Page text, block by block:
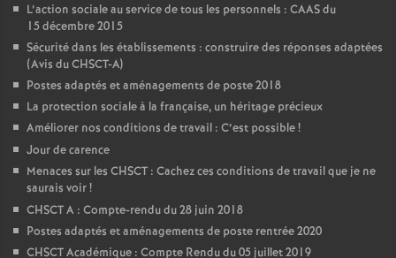
L’action sociale au service de tous les personnels : CAAS du
15 décembre 2015
Sécurité dans les établissements : construire des réponses adaptées
(Avis du CHSCT-A)
Postes adaptés et aménagements de poste 2018
La protection sociale à la française, un héritage précieux
Améliorer nos conditions de travail : C’est possible!
Jour de carence
Menaces sur les CHSCT : Cachez ces conditions de travail que je ne
saurais voir!
CHSCT A : Compte-rendu du 28 juin 2018
Postes adaptés et aménagements de poste rentrée 2020
CHSCT Académique : Compte Rendu du 05 juillet 2019